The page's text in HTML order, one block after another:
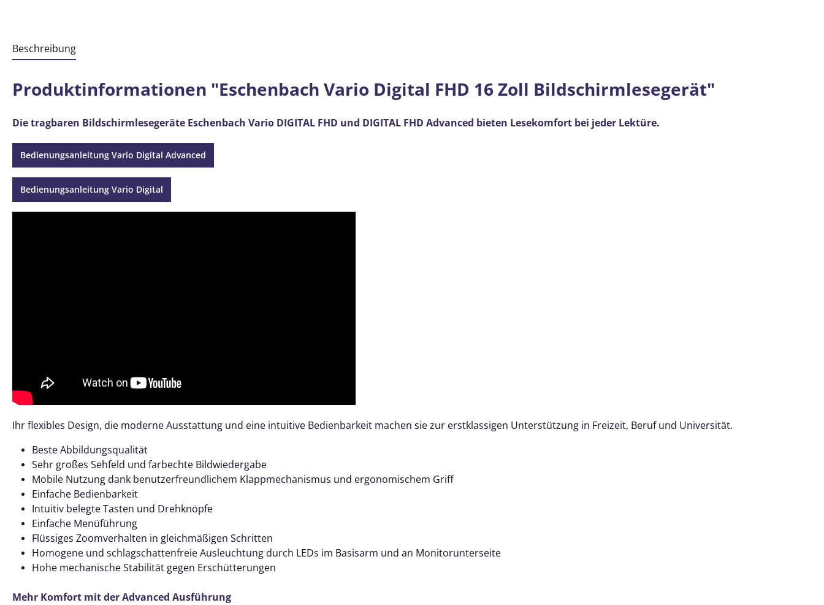
Beschreibung
Produktinformationen "Eschenbach Vario Digital FHD 16 Zoll Bildschirmlesegerät"
Die tragbaren Bildschirmlesegeräte Eschenbach Vario DIGITAL FHD und DIGITAL FHD Advanced bieten Lesekomfort bei jeder Lektüre.
Bedienungsanleitung Vario Digital Advanced
Bedienungsanleitung Vario Digital
Ihr flexibles Design, die moderne Ausstattung und eine intuitive Bedienbarkeit machen sie zur erstklassigen Unterstützung in Freizeit, Beruf und Universität.
Beste Abbildungsqualität
Sehr großes Sehfeld und farbechte Bildwiedergabe
Mobile Nutzung dank benutzerfreundlichem Klappmechanismus und ergonomischem Griff
Einfache Bedienbarkeit
Intuitiv belegte Tasten und Drehknöpfe
Einfache Menüführung
Flüssiges Zoomverhalten in gleichmäßigen Schritten
Homogene und schlagschattenfreie Ausleuchtung durch LEDs im Basisarm und an Monitorunterseite
Hohe mechanische Stabilität gegen Erschütterungen
Mehr Komfort mit der Advanced Ausführung